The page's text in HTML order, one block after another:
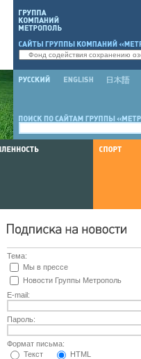
Тема:
Мы в прессе
Новости Группы Метрополь
E-mail:
Пароль:
Формат письма:
Текст
HTML